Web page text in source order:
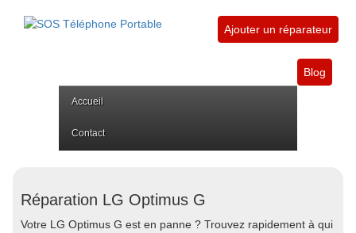
Ajouter un réparateur
Blog
Accueil
Contact
Réparation LG Optimus G
Votre LG Optimus G est en panne ? Trouvez rapidement à qui